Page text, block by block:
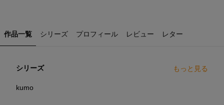
作品一覧 シリーズ プロフィール レビュー レター
シリーズ もっと見る
kumo